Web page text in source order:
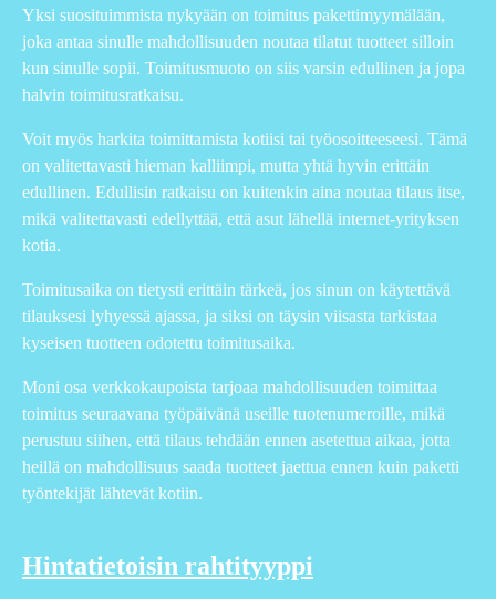
Yksi suosituimmista nykyään on toimitus pakettimyymälään,
joka antaa sinulle mahdollisuuden noutaa tilatut tuotteet silloin
kun sinulle sopii. Toimitusmuoto on siis varsin edullinen ja jopa
halvin toimitusratkaisu.
Voit myös harkita toimittamista kotiisi tai työosoitteeseesi. Tämä
on valitettavasti hieman kalliimpi, mutta yhtä hyvin erittäin
edullinen. Edullisin ratkaisu on kuitenkin aina noutaa tilaus itse,
mikä valitettavasti edellyttää, että asut lähellä internet-yrityksen
kotia.
Toimitusaika on tietysti erittäin tärkeä, jos sinun on käytettävä
tilauksesi lyhyessä ajassa, ja siksi on täysin viisasta tarkistaa
kyseisen tuotteen odotettu toimitusaika.
Moni osa verkkokaupoista tarjoaa mahdollisuuden toimittaa
toimitus seuraavana työpäivänä useille tuotenumeroille, mikä
perustuu siihen, että tilaus tehdään ennen asetettua aikaa, jotta
heillä on mahdollisuus saada tuotteet jaettua ennen kuin paketti
työntekijät lähtevät kotiin.
Hintatietoisin rahtityyppi